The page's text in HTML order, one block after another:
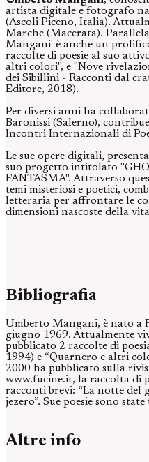
artista digitale e fotografo
(Ascoli Piceno, Italia).
Marche (Macerata).
Mangani' è anche un
raccolte di poesie al suo
altri colori", e "Nove
dei Sibillini - Racconti dal
Editore, 2018).
Per diversi anni ha
Baronissi (Salerno),
Incontri Internazionali di
Le sue opere digitali,
suo progetto intitolato
FANTASMA". Attraverso
temi misteriosi e poetici,
letteraria per affrontare le
dimensioni nascoste della
Bibliografia
Umberto Mangani, è nato a
giugno 1969. Attualmente
pubblicato 2 raccolte di
1994) e “Quarnero e altri
2000 ha pubblicato sulla
www.fucine.it, la raccolta di
racconti brevi: “La notte del
jezero”. Sue poesie sono
Altre info